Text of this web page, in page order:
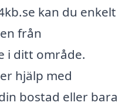
kan du enkelt
från
i ditt område.
hjälp med
bostad eller bara